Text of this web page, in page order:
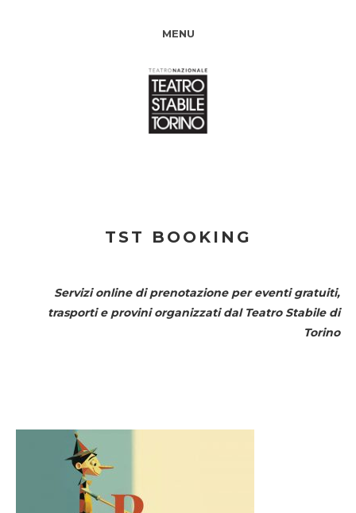
MENU
TST BOOKING
Servizi online di prenotazione per eventi gratuiti,
trasporti e provini organizzati dal Teatro Stabile di
Torino